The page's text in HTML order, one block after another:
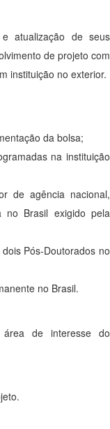
atualização de seus
de projeto com
instituição no exterior.
da bolsa;
na instituição
de agência nacional,
no Brasil exigido pela
Pós-Doutorados no
no Brasil.
área de interesse do